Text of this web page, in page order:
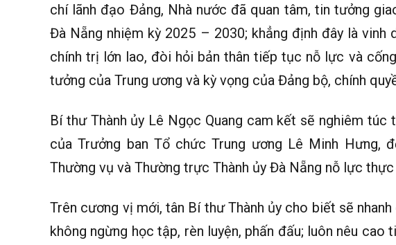
chí lãnh đạo Đảng, Nhà nước đã quan tâm, tin tưởng
Đà Nẵng nhiệm kỳ 2025 – 2030; khẳng định đây là vinh
chính trị lớn lao, đòi hỏi bản thân tiếp tục nỗ lực và
tưởng của Trung ương và kỳ vọng của Đảng bộ, chính
Bí thư Thành ủy Lê Ngọc Quang cam kết sẽ nghiêm
của Trưởng ban Tổ chức Trung ương Lê Minh Hưng,
Thường vụ và Thường trực Thành ủy Đà Nẵng nỗ lực
Trên cương vị mới, tân Bí thư Thành ủy cho biết sẽ
không ngừng học tập, rèn luyện, phấn đấu; luôn nêu